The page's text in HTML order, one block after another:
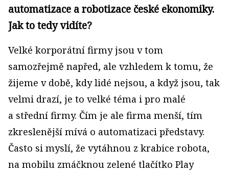
automatizace a robotizace české ekonomiky.
Jak to tedy vidíte?
Velké korporátní firmy jsou v tom
samozřejmě napřed, ale vzhledem k tomu, že
žijeme v době, kdy lidé nejsou, a když jsou, tak
velmi drazí, je to velké téma i pro malé
a střední firmy. Čím je ale firma menší, tím
zkreslenější mívá o automatizaci představy.
Často si myslí, že vytáhnou z krabice robota,
na mobilu zmáčknou zelené tlačítko Play